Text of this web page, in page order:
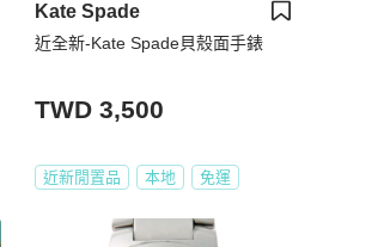
Kate Spade
近全新-Kate Spade貝殼面手錶
TWD 3,500
近新閒置品 本地 免運